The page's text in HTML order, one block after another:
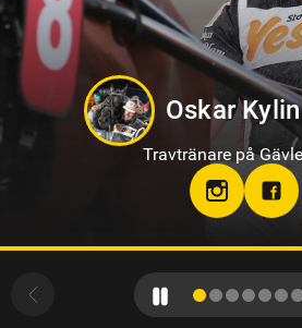
Kevin
Travtränare på